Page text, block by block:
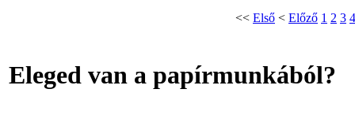
<< Első < Előző 1 2 3 4
Eleged van a papírmunkából?